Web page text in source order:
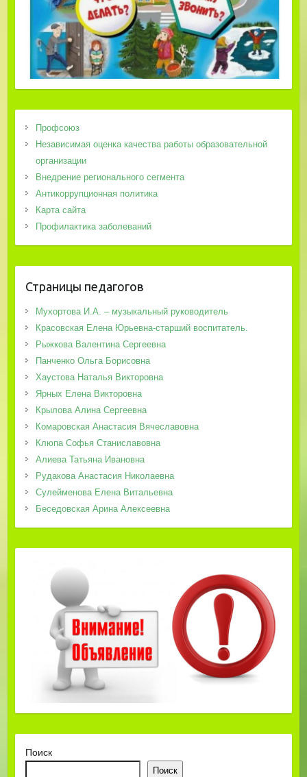
Профсоюз
Независимая оценка качества работы образовательной
организации
Внедрение регионального сегмента
Антикоррупционная политика
Карта сайта
Профилактика заболеваний
Страницы педагогов
Мухортова И.А. – музыкальный руководитель
Красовская Елена Юрьевна-старший воспитатель.
Рыжкова Валентина Сергеевна
Панченко Ольга Борисовна
Хаустова Наталья Викторовна
Ярных Елена Викторовна
Крылова Алина Сергеевна
Комаровская Анастасия Вячеславовна
Клюпа Софья Станиславовна
Алиева Татьяна Ивановна
Рудакова Анастасия Николаевна
Сулейменова Елена Витальевна
Беседовская Арина Алексеевна
Поиск
Поиск